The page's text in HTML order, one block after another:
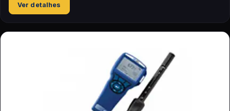
Ver detalhes